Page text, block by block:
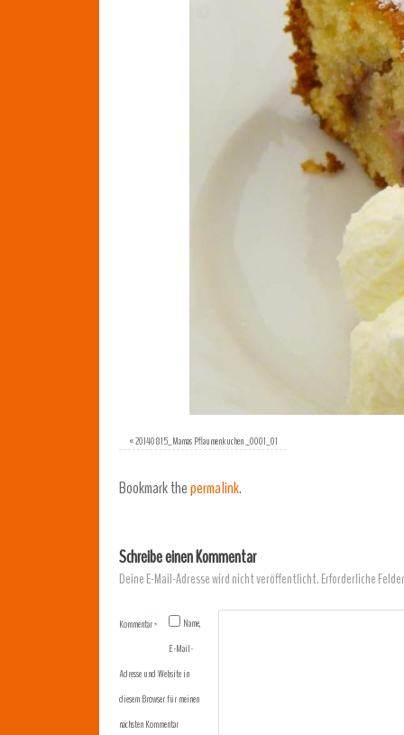
«20140815_Mamas Pflaumenkuchen _0001_01
Bookmark thepermalink.
Schreibe einen Kommentar
Deine E-Mail-Adresse wird nicht veröffentlicht.Erforderliche
Kommentar*
Name,
E-Mail-
Adresse und Website in
diesem Browser für meinen
nächsten Kommentar